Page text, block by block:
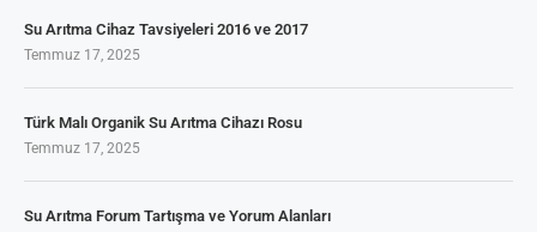
Su Arıtma Cihaz Tavsiyeleri 2016 ve 2017
Temmuz 17, 2025
Türk Malı Organik Su Arıtma Cihazı Rosu
Temmuz 17, 2025
Su Arıtma Forum Tartışma ve Yorum Alanları